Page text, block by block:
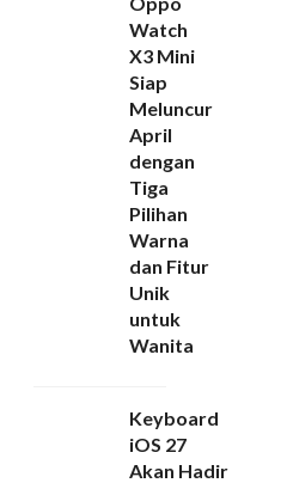
Watch
X3 Mini
Siap
Meluncur
April
dengan
Tiga
Pilihan
Warna
dan Fitur
Unik
untuk
Wanita
Keyboard
iOS 27
Akan Hadir